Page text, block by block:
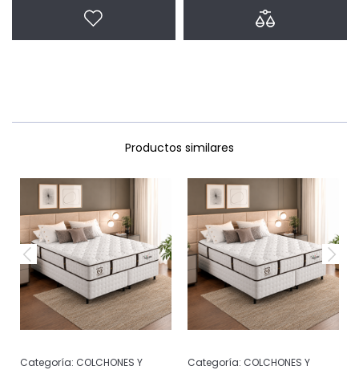
Productos similares
Categoría: COLCHONES Y
Categoría: COLCHONES Y